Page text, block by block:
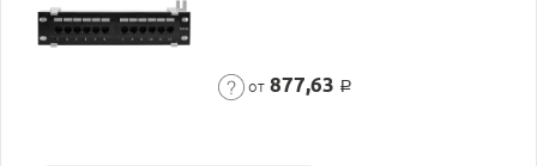
от 877,63 Р